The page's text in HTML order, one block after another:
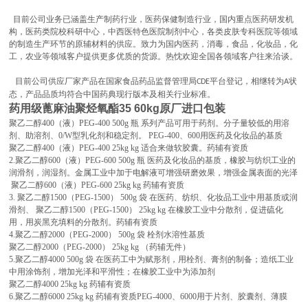
目前公司业务已涵盖生产制药行业，医药保健制造行业，国内重点医药研发机
构，医药类院校科研中心，中西医特色医院制剂中心，各类皮肤专科医院等领域
的制造生产环节的原辅材料的供应。致力为国内医药，消毒，食品，化妆品，化
工，农业等领域客户提供更多优质的货源。热忱欢迎全国各领域客户往来洽谈。
目前公司供应厂家产品在国家食品药品监督管理局CDE平台登记，相继转为A状
态，产品品质均符合中国药典现行版本及相关行业标准。
药用级蓖麻油聚烃氧酯35 60kg原厂进口包装
聚乙二醇400（液）PEG-400 500g 瓶 系列产品可用于药剂。分子量较低的用溶
剂、助溶剂、0/W型乳化剂和稳定剂。 PEG-400、600用医药及化妆品的基质
聚乙二醇400（液）PEG-400 25kg kg 适合来做软胶囊。药辅有资质
2.聚乙二醇600（液）PEG-600 500g 瓶 医药及化妆品的基质，橡胶与纺织工业的
润滑剂，润湿剂。金属工业中加于电解液可增强研磨效果，增强金属表面的光泽
聚乙二醇600（液）PEG-600 25kg kg 药辅有资质
3. 聚乙二醇1500（PEG-1500） 500g 袋 在医药、纺织、化妆品工业中用基质或润
滑剂、 聚乙二醇1500（PEG-1500） 25kg kg 在橡胶工业中分散剂，促进硫化
用，用炭黑充填料的分散剂。药辅有资质
4.聚乙二醇2000（PEG-2000） 500g 袋 栓剂水溶性基质
聚乙二醇2000（PEG-2000） 25kg kg （药辅无件）
5.聚乙二醇4000 500g 袋 在医药工中为赋形剂，用栓剂、膏剂的制备；造纸工业
中用涂饰剂，增加光泽和平滑性；在橡胶工业中为添加剂
聚乙二醇4000 25kg kg 药辅有资质
6.聚乙二醇6000 25kg kg 药辅有资质PEG-4000、6000用于片剂、胶囊剂、薄膜